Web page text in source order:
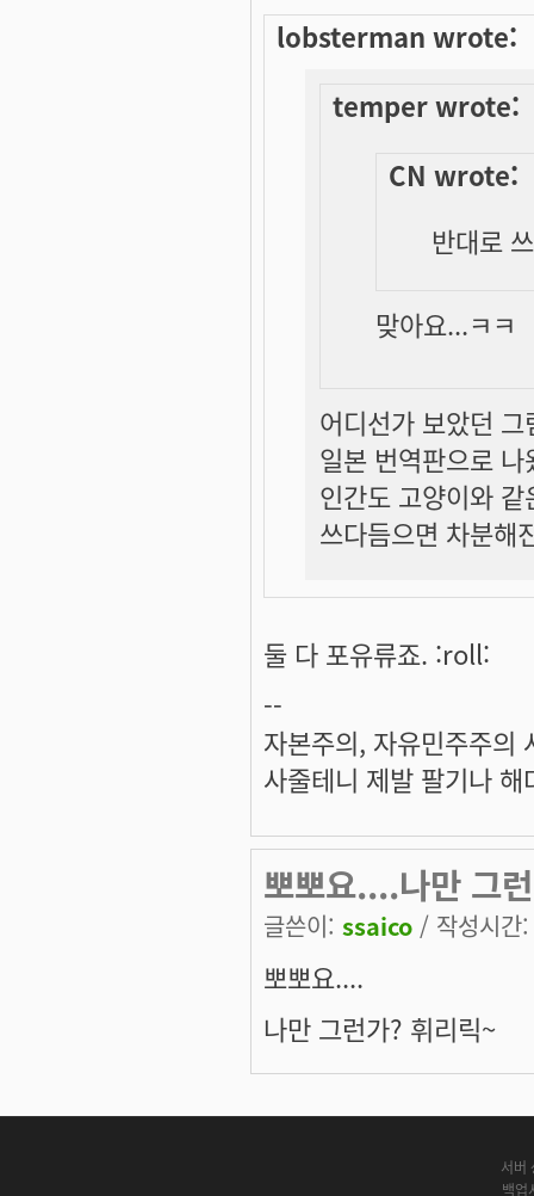
lobsterman wrote:
temper wrote:
CN wrote:
반대로
맞아요...ㅋㅋ
어디선가 보았던
일본 번역판으로
인간도 고양이와
쓰다듬으면 차분해
둘 다 포유류죠. :roll:
--
자본주의, 자유민주주의
사줄테니 제발 팔기나
뽀뽀요....나만 그
글쓴이: ssaico / 작성시
뽀뽀요....
나만 그런가? 휘리릭~
서버
백업